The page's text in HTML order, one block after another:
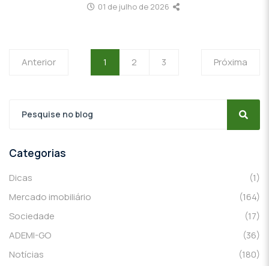
01 de julho de 2026
Anterior 1 2 3 Próxima
Categorias
Dicas
(1)
Mercado imobiliário
(164)
Sociedade
(17)
ADEMI-GO
(36)
Notícias
(180)